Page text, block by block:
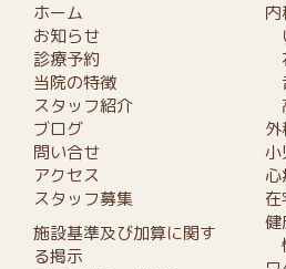
ホーム
お知らせ
診療予約
当院の特徴
スタッフ紹介
ブログ
問い合せ
アクセス
スタッフ募集
施設基準及び加算に関す
る掲示
小
健